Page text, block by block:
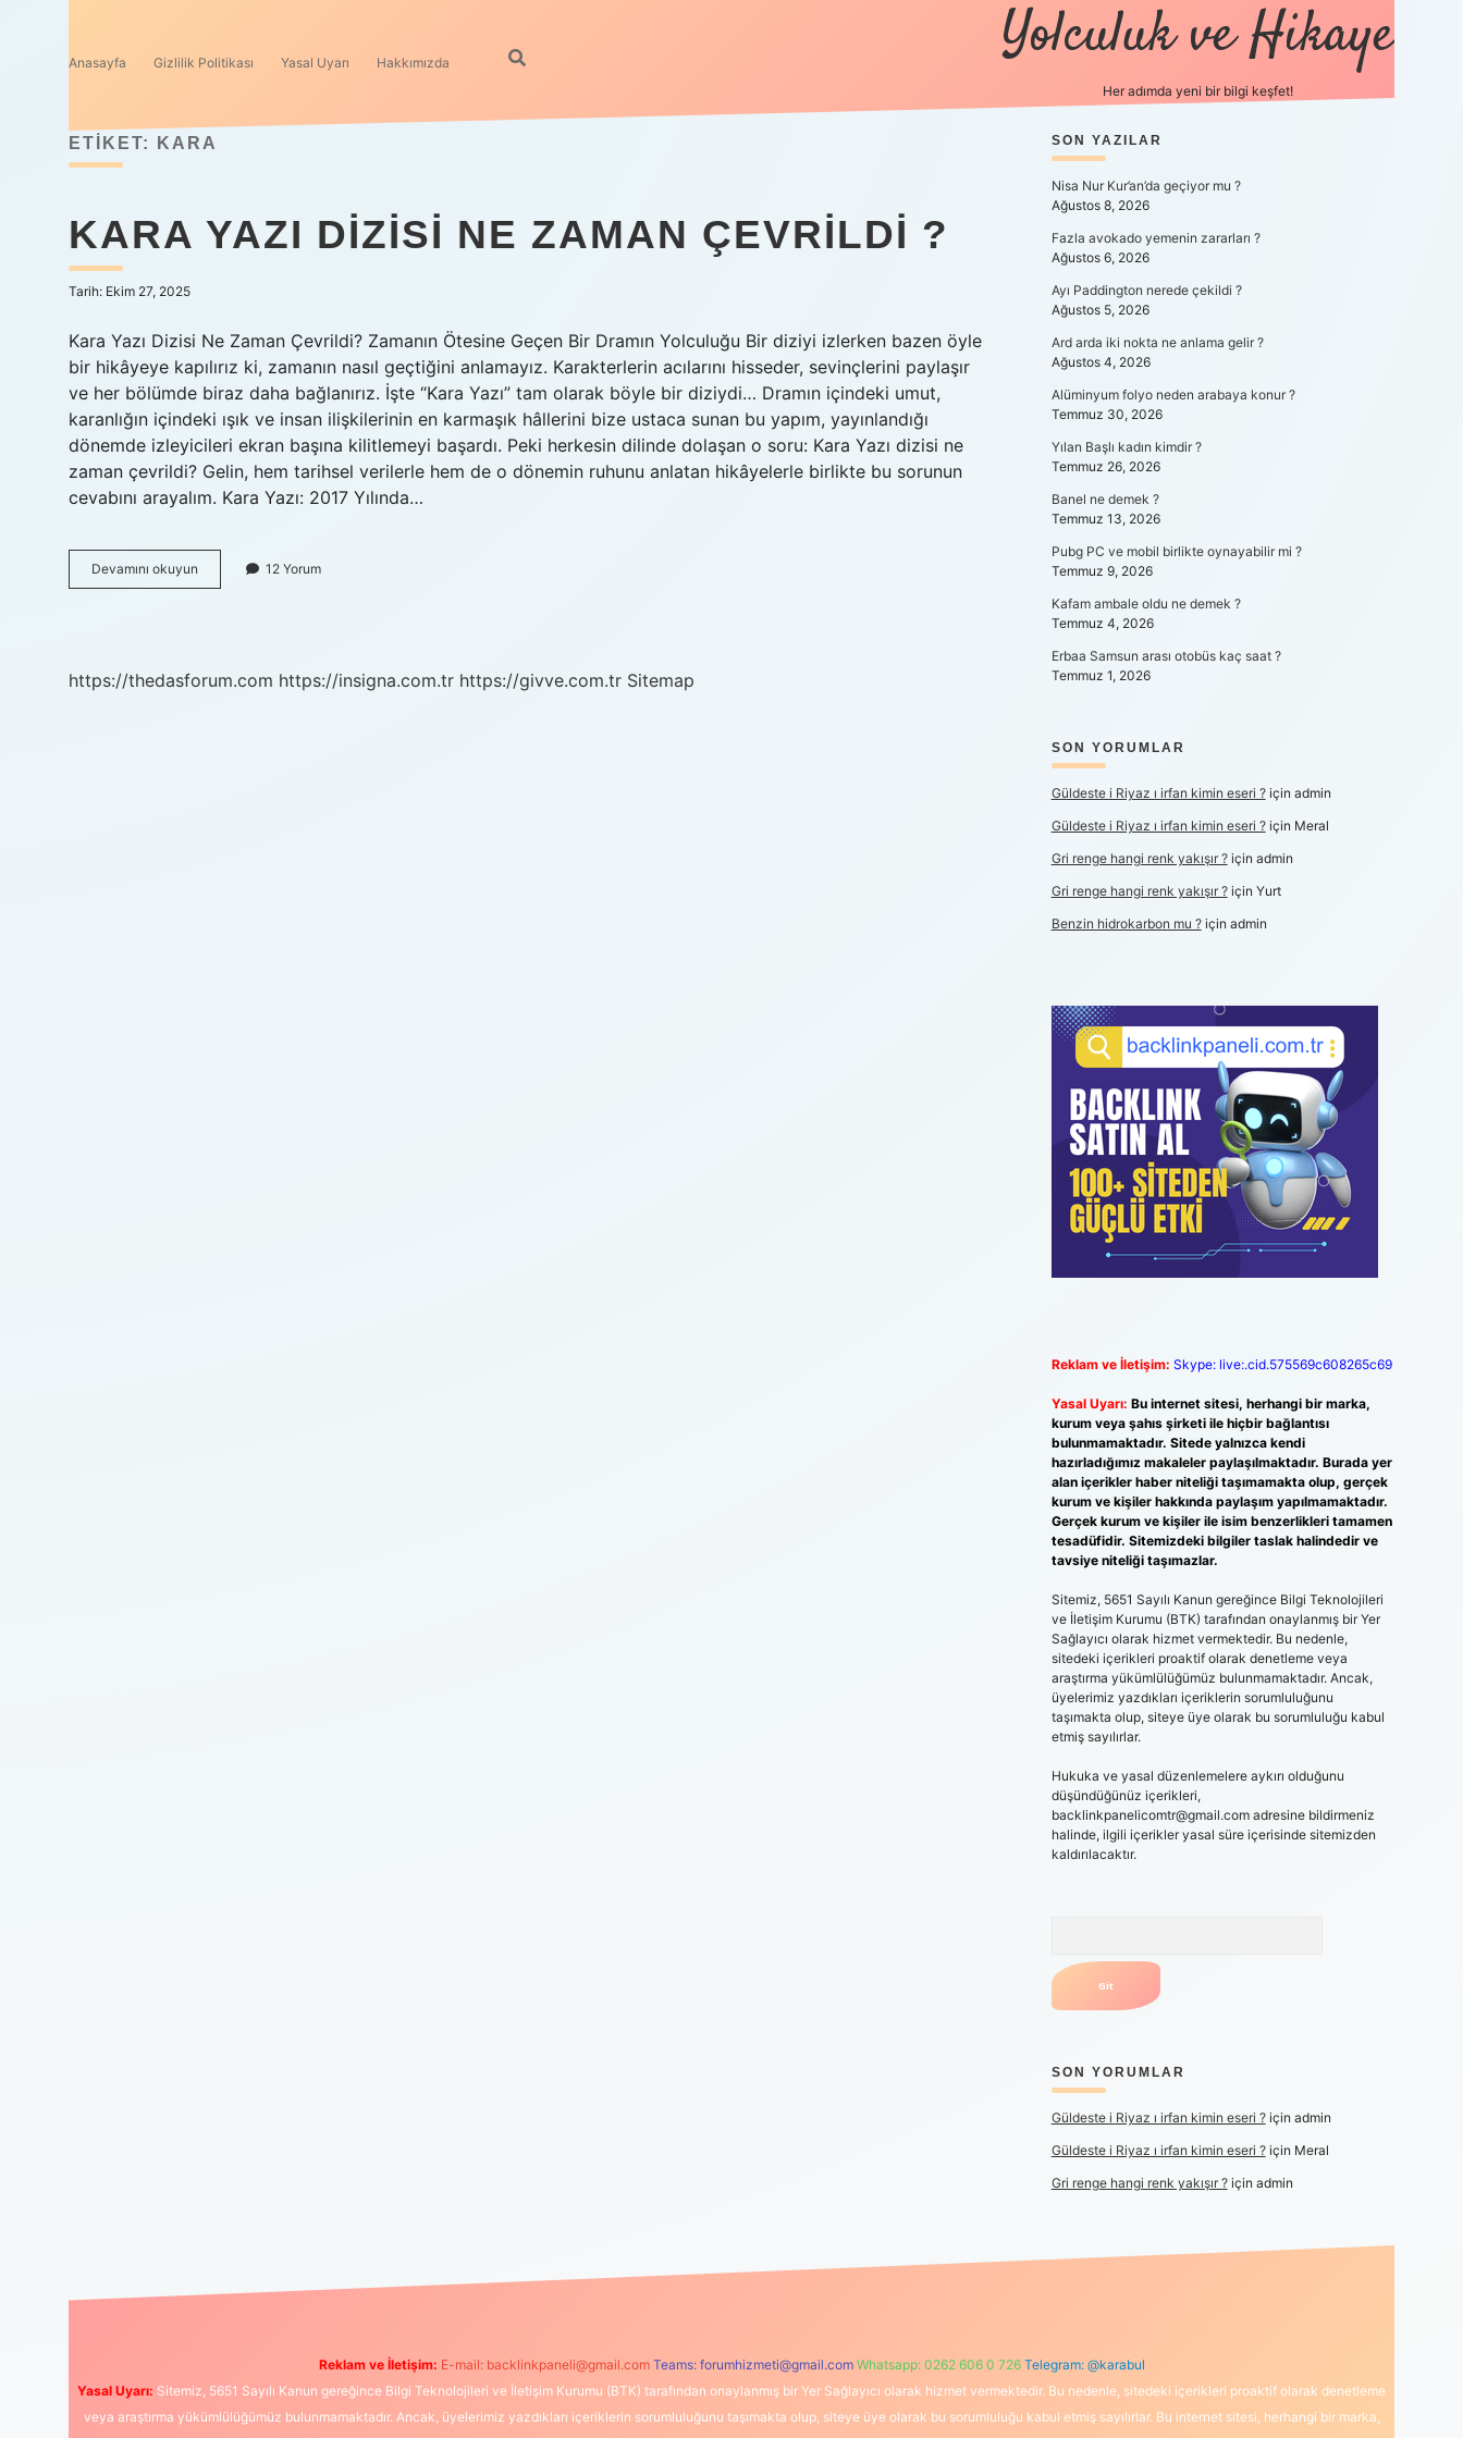
Anasayfa Gizlilik Politikası Yasal Uyarı Hakkımızda Yolculuk ve Hikaye
Her adımda yeni bir bilgi keşfet!
ETIKET: KARA
KARA YAZI DIZISI NE ZAMAN ÇEVRILDI ?
Tarih: Ekim 27, 2025
Kara Yazı Dizisi Ne Zaman Çevrildi? Zamanın Ötesine Geçen Bir Dramın Yolculuğu Bir diziyi izlerken bazen öyle
bir hikâyeye kapılırız ki, zamanın nasıl geçtiğini anlamayız. Karakterlerin acılarını hisseder, sevinçlerini paylaşır
ve her bölümde biraz daha bağlanırız. İşte “Kara Yazı” tam olarak böyle bir diziydi… Dramın içindeki umut,
karanlığın içindeki ışık ve insan ilişkilerinin en karmaşık hâllerini bize ustaca sunan bu yapım, yayınlandığı
dönemde izleyicileri ekran başına kilitlemeyi başardı. Peki herkesin dilinde dolaşan o soru: Kara Yazı dizisi ne
zaman çevrildi? Gelin, hem tarihsel verilerle hem de o dönemin ruhunu anlatan hikâyelerle birlikte bu sorunun
cevabını arayalım. Kara Yazı: 2017 Yılında…
Devamını okuyun
yazı
?
12 Yorum
https://thedasforum.com https://insigna.com.tr https://givve.com.tr Sitemap
SIDEBAR
SON YAZILAR
Nisa Nur Kur’an’da geçiyor mu ?
Ağustos 8, 2026
Fazla avokado yemenin zararları ?
Ağustos 6, 2026
Ayı Paddington nerede çekildi ?
Ağustos 5, 2026
Ard arda iki nokta ne anlama gelir ?
Ağustos 4, 2026
Alüminyum folyo neden arabaya konur ?
Temmuz 30, 2026
Yılan Başlı kadın kimdir ?
Temmuz 26, 2026
Banel ne demek ?
Temmuz 13, 2026
Pubg PC ve mobil birlikte oynayabilir mi ?
Temmuz 9, 2026
Kafam ambale oldu ne demek ?
Temmuz 4, 2026
Erbaa Samsun arası otobüs kaç saat ?
Temmuz 1, 2026
SON YORUMLAR
Güldeste i Riyaz ı irfan kimin eseri ?için admin
Güldeste i Riyaz ı irfan kimin eseri ?için Meral
Gri renge hangi renk yakışır ?için admin
Gri renge hangi renk yakışır ?için Yurt
Benzin hidrokarbon mu ?için admin
Reklam ve İletişim: Skype: live:.cid.575569c608265c69
Yasal Uyarı: Bu internet sitesi, herhangi bir marka,
kurum veya şahıs şirketi ile hiçbir bağlantısı
bulunmamaktadır. Sitede yalnızca kendi
hazırladığımız makaleler paylaşılmaktadır. Burada yer
alan içerikler haber niteliği taşımamakta olup, gerçek
kurum ve kişiler hakkında paylaşım yapılmamaktadır.
Gerçek kurum ve kişiler ile isim benzerlikleri tamamen
tesadüfidir. Sitemizdeki bilgiler taslak halindedir ve
tavsiye niteliği taşımazlar.
Sitemiz, 5651 Sayılı Kanun gereğince Bilgi Teknolojileri
ve İletişim Kurumu (BTK) tarafından onaylanmış bir Yer
Sağlayıcı olarak hizmet vermektedir. Bu nedenle,
sitedeki içerikleri proaktif olarak denetleme veya
araştırma yükümlülüğümüz bulunmamaktadır. Ancak,
üyelerimiz yazdıkları içeriklerin sorumluluğunu
taşımakta olup, siteye üye olarak bu sorumluluğu kabul
etmiş sayılırlar.
Hukuka ve yasal düzenlemelere aykırı olduğunu
düşündüğünüz içerikleri,
backlinkpanelicomtr@gmail.comadresine bildirmeniz
halinde, ilgili içerikler yasal süre içerisinde sitemizden
kaldırılacaktır.
SON YORUMLAR
Güldeste i Riyaz ı irfan kimin eseri ?için admin
Güldeste i Riyaz ı irfan kimin eseri ?için Meral
Gri renge hangi renk yakışır ?için admin
Reklam ve İletişim: E-mail: backlinkpaneli@gmail.com Teams: forumhizmeti@gmail.com Whatsapp: 0262 606 0 726 Telegram: @karabul
Yasal Uyarı: Sitemiz, 5651 Sayılı Kanun gereğince Bilgi Teknolojileri ve İletişim Kurumu (BTK) tarafından onaylanmış bir Yer Sağlayıcı olarak hizmet vermektedir. Bu nedenle, sitedeki içerikleri proaktif olarak denetleme
veya araştırma yükümlülüğümüz bulunmamaktadır. Ancak, üyelerimiz yazdıkları içeriklerin sorumluluğunu taşımakta olup, siteye üye olarak bu sorumluluğu kabul etmiş sayılırlar. Bu internet sitesi, herhangi bir marka,